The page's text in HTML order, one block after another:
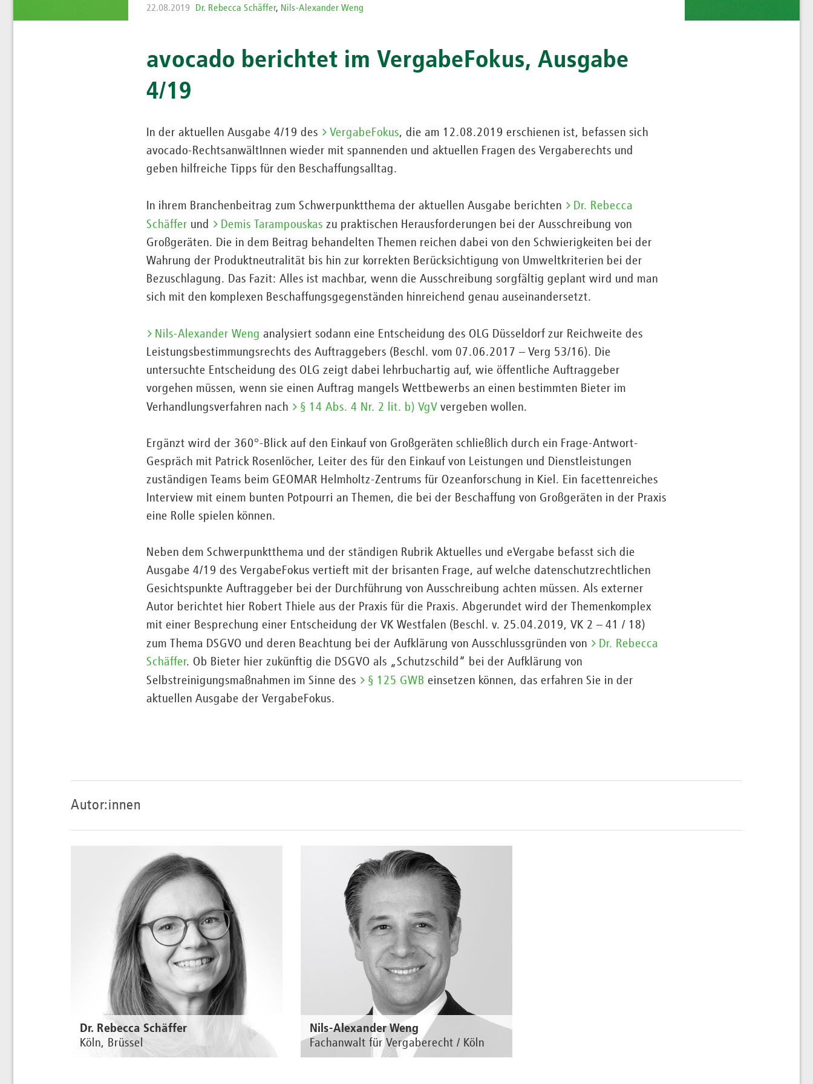
22.08.2019 Dr. Rebecca Schäffer, Nils-Alexander Weng
avocado berichtet im VergabeFokus, Ausgabe
4/19
In der aktuellen Ausgabe 4/19 des VergabeFokus, die am 12.08.2019 erschienen ist, befassen sich
avocado-RechtsanwältInnen wieder mit spannenden und aktuellen Fragen des Vergaberechts und
geben hilfreiche Tipps für den Beschaffungsalltag.
In ihrem Branchenbeitrag zum Schwerpunktthema der aktuellen Ausgabe berichten
Dr. Rebecca
Schäffer und Demis Tarampouskas zu praktischen Herausforderungen bei der Ausschreibung von
Großgeräten. Die in dem Beitrag behandelten Themen reichen dabei von den Schwierigkeiten bei der
Wahrung der Produktneutralität bis hin zur korrekten Berücksichtigung von Umweltkriterien bei der
Bezuschlagung. Das Fazit: Alles ist machbar, wenn die Ausschreibung sorgfältig geplant wird und man
sich mit den komplexen Beschaffungsgegenständen hinreichend genau auseinandersetzt.
Nils-Alexander Weng analysiert sodann eine Entscheidung des OLG Düsseldorf zur Reichweite des
Leistungsbestimmungsrechts des Auftraggebers (Beschl. vom 07.06.2017 – Verg 53/16). Die
untersuchte Entscheidung des OLG zeigt dabei lehrbuchartig auf, wie öffentliche Auftraggeber
vorgehen müssen, wenn sie einen Auftrag mangels Wettbewerbs an einen bestimmten Bieter im
Verhandlungsverfahren nach
§ 14 Abs. 4 Nr. 2 lit. b) VgV vergeben wollen.
Ergänzt wird der 360°-Blick auf den Einkauf von Großgeräten schließlich durch ein Frage-Antwort-
Gespräch mit Patrick Rosenlöcher, Leiter des für den Einkauf von Leistungen und Dienstleistungen
zuständigen Teams beim GEOMAR Helmholtz-Zentrums für Ozeanforschung in Kiel. Ein facettenreiches
Interview mit einem bunten Potpourri an Themen, die bei der Beschaffung von Großgeräten in der Praxis
eine Rolle spielen können.
Neben dem Schwerpunktthema und der ständigen Rubrik Aktuelles und eVergabe befasst sich die
Ausgabe 4/19 des VergabeFokus vertieft mit der brisanten Frage, auf welche datenschutzrechtlichen
Gesichtspunkte Auftraggeber bei der Durchführung von Ausschreibung achten müssen. Als externer
Autor berichtet hier Robert Thiele aus der Praxis für die Praxis. Abgerundet wird der Themenkomplex
mit einer Besprechung einer Entscheidung der VK Westfalen (Beschl. v. 25.04.2019, VK 2 – 41 / 18)
zum Thema DSGVO und deren Beachtung bei der Aufklärung von Ausschlussgründen von
Dr. Rebecca
Schäffer. Ob Bieter hier zukünftig die DSGVO als „Schutzschild“ bei der Aufklärung von
Selbstreinigungsmaßnahmen im Sinne des
§ 125 GWB einsetzen können, das erfahren Sie in der
aktuellen Ausgabe der VergabeFokus.
Autor:innen
Dr. Rebecca Schäffer
Köln, Brüssel
Nils-Alexander Weng
Fachanwalt für Vergaberecht / Köln